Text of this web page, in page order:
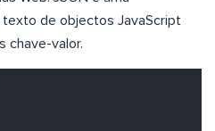
de objectos JavaScript
chave-valor.